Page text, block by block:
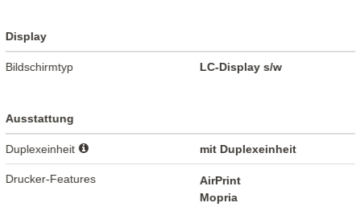
Display
Bildschirmtyp LC-Display s/w
Ausstattung
Duplexeinheit mit Duplexeinheit
Drucker-Features
AirPrint
Mopria